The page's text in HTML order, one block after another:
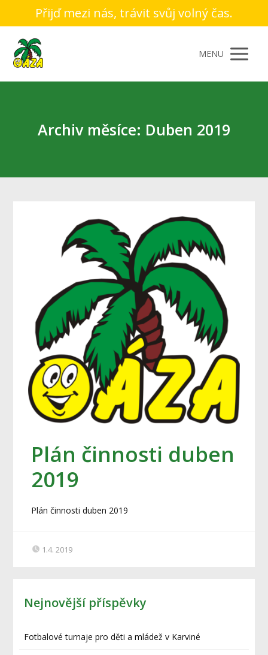
Přijď mezi nás, trávit svůj volný čas.
MENU
Archiv měsíce: Duben 2019
Plán činnosti duben
2019
Plán činnosti duben 2019
1.4. 2019
Nejnovější příspěvky
Fotbalové turnaje pro děti a mládež v Karviné